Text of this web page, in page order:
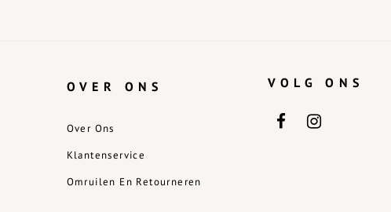
OVER ONS
Over Ons
Klantenservice
Omruilen En Retourneren
VOLG ONS